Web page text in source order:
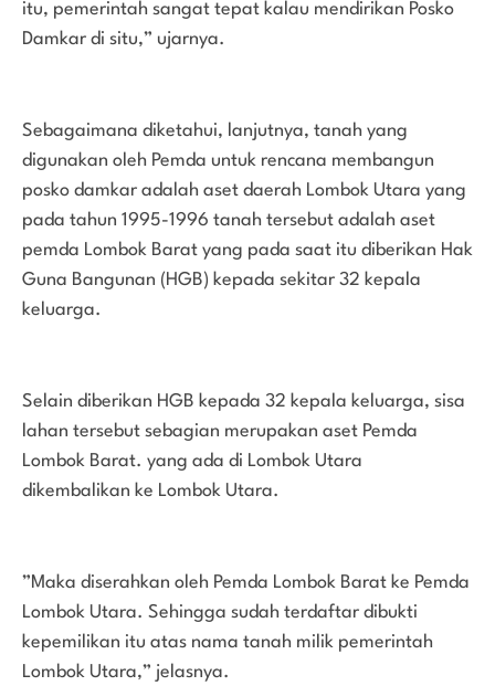
itu, pemerintah sangat tepat kalau mendirikan Posko
Damkar di situ,” ujarnya.
Sebagaimana diketahui, lanjutnya, tanah yang
digunakan oleh Pemda untuk rencana membangun
posko damkar adalah aset daerah Lombok Utara yang
pada tahun 1995-1996 tanah tersebut adalah aset
pemda Lombok Barat yang pada saat itu diberikan Hak
Guna Bangunan (HGB) kepada sekitar 32 kepala
keluarga.
Selain diberikan HGB kepada 32 kepala keluarga, sisa
lahan tersebut sebagian merupakan aset Pemda
Lombok Barat. yang ada di Lombok Utara
dikembalikan ke Lombok Utara.
”Maka diserahkan oleh Pemda Lombok Barat ke Pemda
Lombok Utara. Sehingga sudah terdaftar dibukti
kepemilikan itu atas nama tanah milik pemerintah
Lombok Utara,” jelasnya.